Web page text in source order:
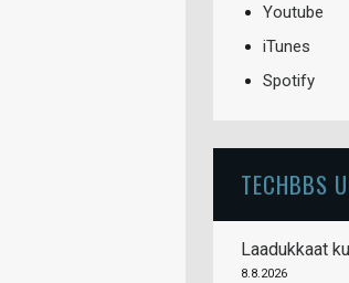
Youtube
iTunes
Spotify
TECHBBS
Laadukkaat
8.8.2026